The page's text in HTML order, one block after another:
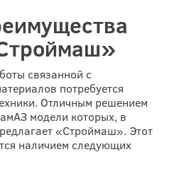
связанной с
потребуется
Отличным решением
модели которых, в
«Строймаш». Этот
наличием следующих